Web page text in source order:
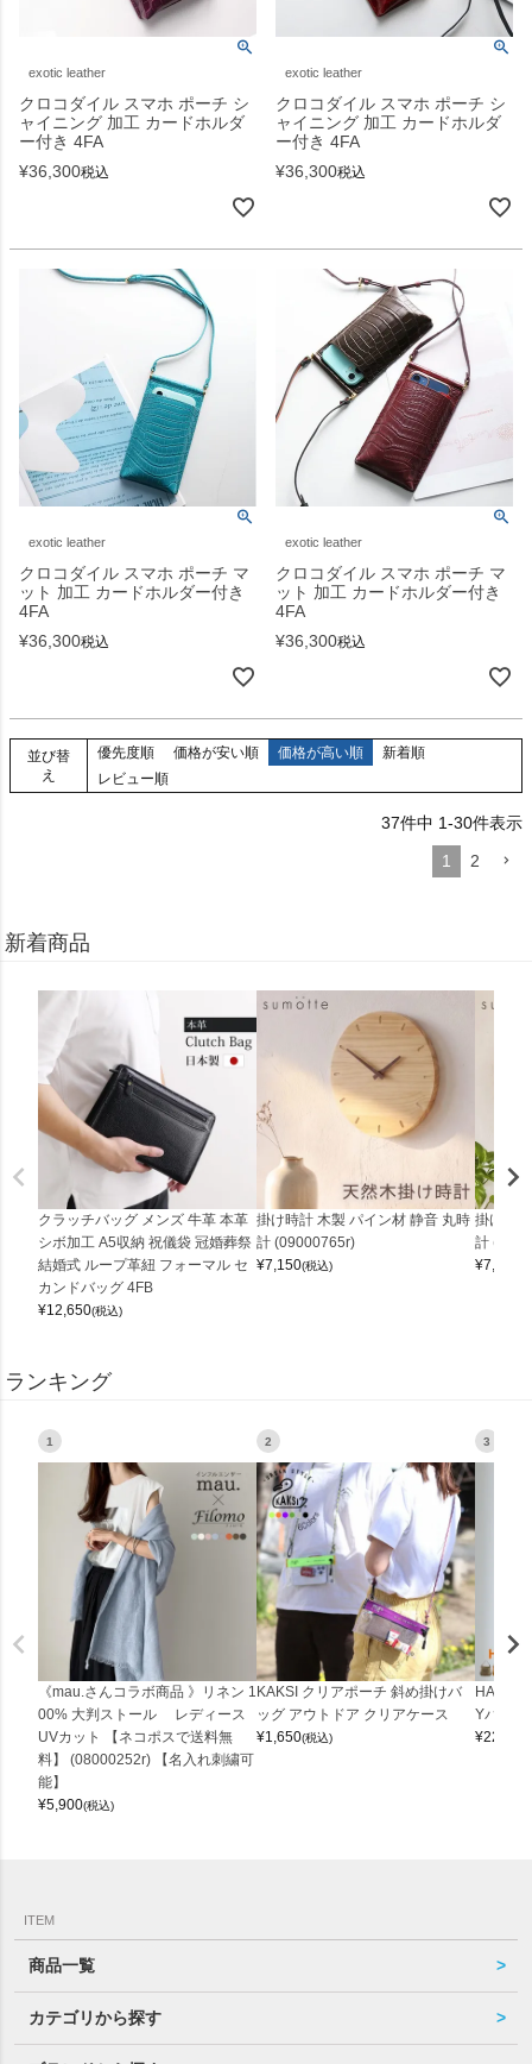
exotic leather
クロコダイル スマホ ポーチ シ
ャイニング 加工 カードホルダ
ー付き 4FA
¥36,300税込
exotic leather
クロコダイル スマホ ポーチ シ
ャイニング 加工 カードホルダ
ー付き 4FA
¥36,300税込
exotic leather
クロコダイル スマホ ポーチ マ
ット 加工 カードホルダー付き
4FA
¥36,300税込
exotic leather
クロコダイル スマホ ポーチ マ
ット 加工 カードホルダー付き
4FA
¥36,300税込
並び替
え
優先度順 価格が安い順 価格が高い順
新着順
レビュー順
37件中 1-30件表示
1
2
新着商品
クラッチバッグ メンズ 牛革 本革
シボ加工 A5収納 祝儀袋 冠婚葬祭
結婚式 ループ革紐 フォーマル セ
カンドバッグ 4FB
¥12,650(税込)
掛け時計 木製 パイン材 静音 丸時
計 (09000765r)
¥7,150(税込)
掛け時
計
¥7,150
ランキング
1
《mau.さんコラボ商品 》リネン 1
00% 大判ストール レディース
UVカット 【ネコポスで送料無
料】 (08000252r) 【名入れ刺繍可
能】
¥5,900(税込)
2
KAKSI クリアポーチ 斜め掛けバ
ッグ アウトドア クリアケース
¥1,650(税込)
3
Yバッグ
¥22,000
ITEM
商品一覧
カテゴリから探す